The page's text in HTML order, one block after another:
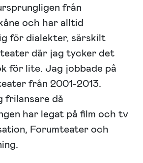
från
och har alltid
för dialekter, särskilt
där jag tycker det
för lite. Jag jobbade på
från 2001-2013.
frilansare då
har legat på film och tv
Forumteater och